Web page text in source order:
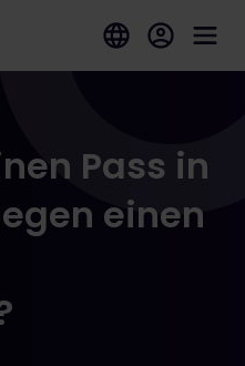
Pass in
einen